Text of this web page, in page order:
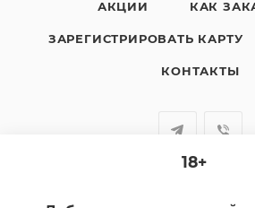
АКЦИИ КАК
ЗАРЕГИСТРИРОВАТЬ КАРТУ
КОНТАКТЫ
18+